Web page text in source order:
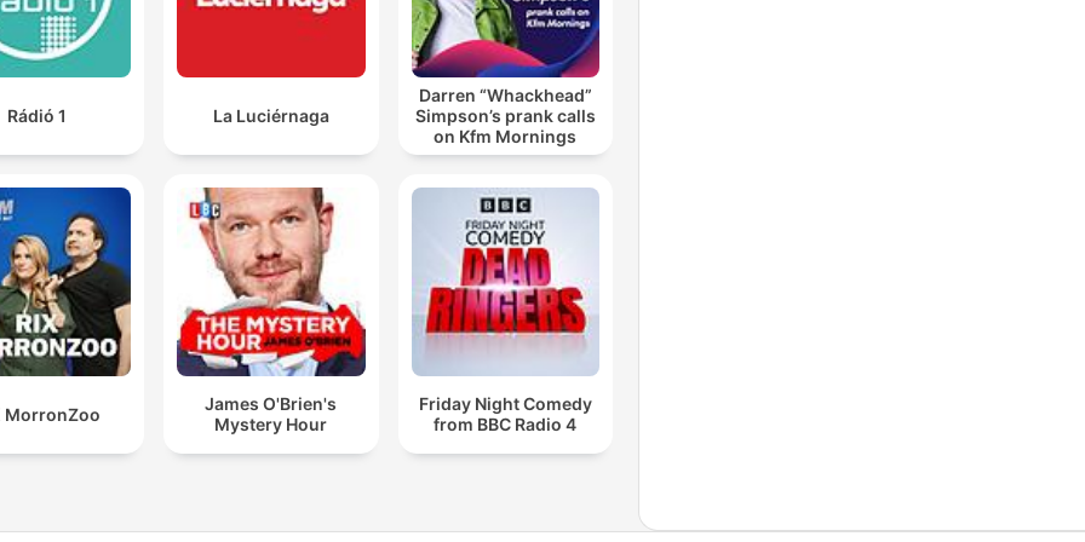
Rádió 1 La Luciérnaga
Darren “Whackhead”
Simpson’s prank calls
on Kfm Mornings
MorronZoo
James O'Brien's
Mystery Hour
Friday Night Comedy
from BBC Radio 4